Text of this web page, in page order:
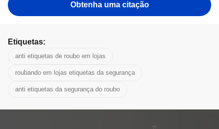
Obtenha uma citação
Etiquetas:
anti etiquetas de roubo em lojas
roubando em lojas etiquetas da segurança
anti etiquetas da segurança do roubo